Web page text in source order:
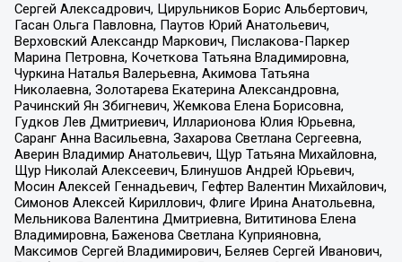
Сергей Алексадрович, Цирульников Борис Альбертович,
Гасан Ольга Павловна, Паутов Юрий Анатольевич,
Верховский Александр Маркович, Пислакова-Паркер
Марина Петровна, Кочеткова Татьяна Владимировна,
Чуркина Наталья Валерьевна, Акимова Татьяна
Николаевна, Золотарева Екатерина Александровна,
Рачинский Ян Збигневич, Жемкова Елена Борисовна,
Гудков Лев Дмитриевич, Илларионова Юлия Юрьевна,
Саранг Анна Васильевна, Захарова Светлана Сергеевна,
Аверин Владимир Анатольевич, Щур Татьяна Михайловна,
Щур Николай Алексеевич, Блинушов Андрей Юрьевич,
Мосин Алексей Геннадьевич, Гефтер Валентин Михайлович,
Симонов Алексей Кириллович, Флиге Ирина Анатольевна,
Мельникова Валентина Дмитриевна, Вититинова Елена
Владимировна, Баженова Светлана Куприяновна,
Максимов Сергей Владимирович, Беляев Сергей Иванович,